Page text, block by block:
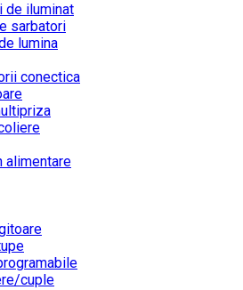
de iluminat
sarbatori
lumina
conectica
alimentare
cuple